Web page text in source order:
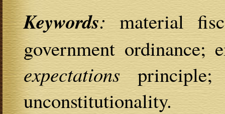
Keywords:material
government ordinance;
expectationsprinciple;
unconstitutionality.